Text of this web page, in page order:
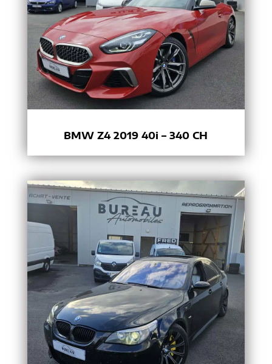
BMW Z4 2019 40i – 340 CH